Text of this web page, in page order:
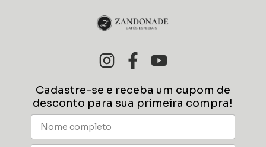
Cadastre-se e receba um cupom de
desconto para sua primeira compra!